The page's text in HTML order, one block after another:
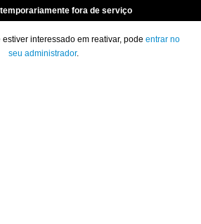
fora de serviço
interessado em reativar, pode entrar no
seu administrador.